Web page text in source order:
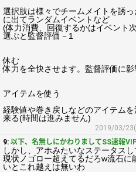
選択肢は様々でチームメイトを誘
に出てランダムイベントなど
(体力消費、回復するかはイベント
選ぶと監督評価－1
休む
体力を全快させます。監督評価に影
アイテムを使う
経験値や巻き戻しなどのアイテム
来る(時間は進みません)
2019/03/
9: 以下、名無しにかわりましてSS速報
しかし、アホみたいなステータスし
現状ノゴロー超えてるだろw流石に
いとこれ越えは無いわ